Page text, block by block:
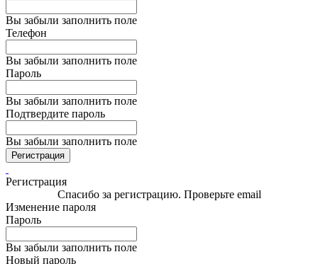
Вы забыли заполнить поле
Телефон
Вы забыли заполнить поле
Пароль
Вы забыли заполнить поле
Подтвердите пароль
Вы забыли заполнить поле
Регистрация
Регистрация
Спасибо за регистрацию. Проверьте email
Изменение пароля
Пароль
Вы забыли заполнить поле
Новый пароль